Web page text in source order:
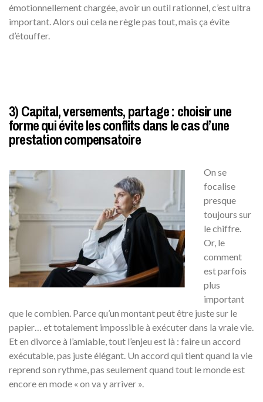
émotionnellement chargée, avoir un outil rationnel, c’est ultra
important. Alors oui cela ne règle pas tout, mais ça évite
d’étouffer.
3) Capital, versements, partage : choisir une
forme qui évite les conflits dans le cas d’une
prestation compensatoire
On se
focalise
presque
toujours sur
le chiffre.
Or, le
comment
est parfois
plus
important
que le combien. Parce qu’un montant peut être juste sur le
papier… et totalement impossible à exécuter dans la vraie vie.
Et en divorce à l’amiable, tout l’enjeu est là : faire un accord
exécutable, pas juste élégant. Un accord qui tient quand la vie
reprend son rythme, pas seulement quand tout le monde est
encore en mode « on va y arriver ».